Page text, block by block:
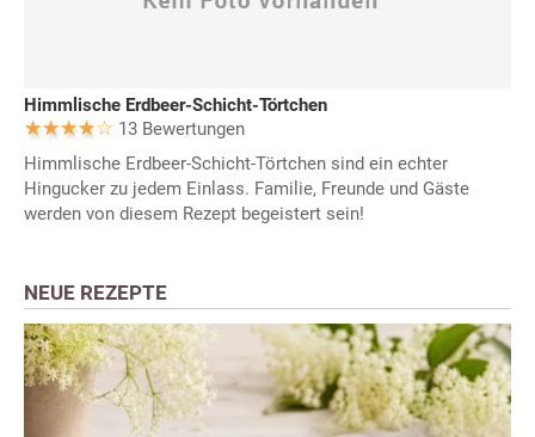
Himmlische Erdbeer-Schicht-Törtchen
13 Bewertungen
Himmlische Erdbeer-Schicht-Törtchen sind ein echter
Hingucker zu jedem Einlass. Familie, Freunde und Gäste
werden von diesem Rezept begeistert sein!
NEUE REZEPTE